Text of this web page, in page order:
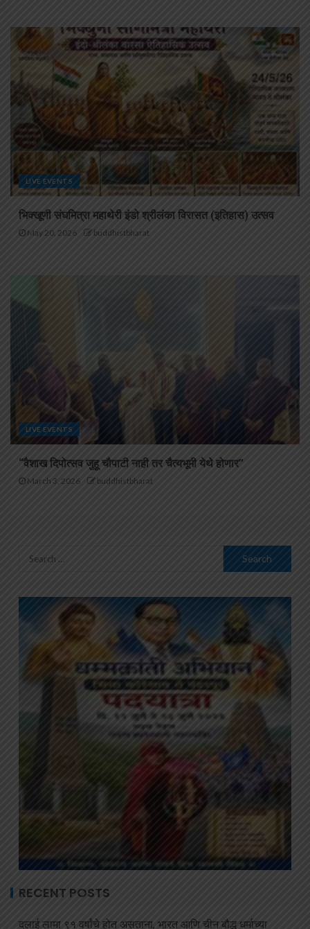
LIVE EVENTS
भिक्खूणी संघमित्रा महाथेरी इंडो श्रीलंका विरासत (इतिहास) उत्सव
May 20, 2026 buddhistbharat
LIVE EVENTS
“वैशाख दिपोत्सव जुहू चौपाटी नाही तर चैत्यभूमी येथे होणार”
March 3, 2026 buddhistbharat
RECENT POSTS
दलाई लामा ९१ वर्षांचे होत असताना, भारत आणि चीन बौद्ध धर्माच्या